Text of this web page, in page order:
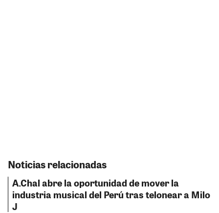
Noticias relacionadas
A.Chal abre la oportunidad de mover la
industria musical del Perú tras telonear a Milo
J